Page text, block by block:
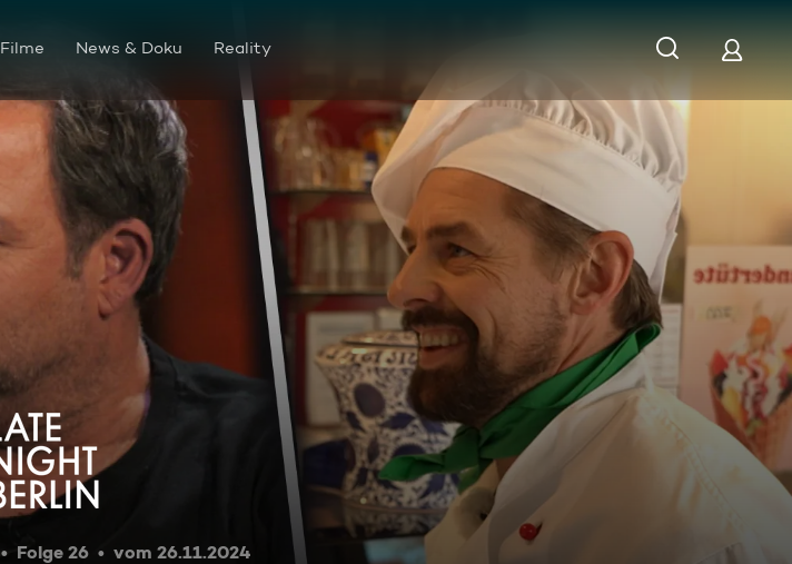
Filme News & Doku Reality
Martin Rütter zu Gast und das Pizza-Taxi von Joko & Klaas
Folge 26 vom 26.11.2024